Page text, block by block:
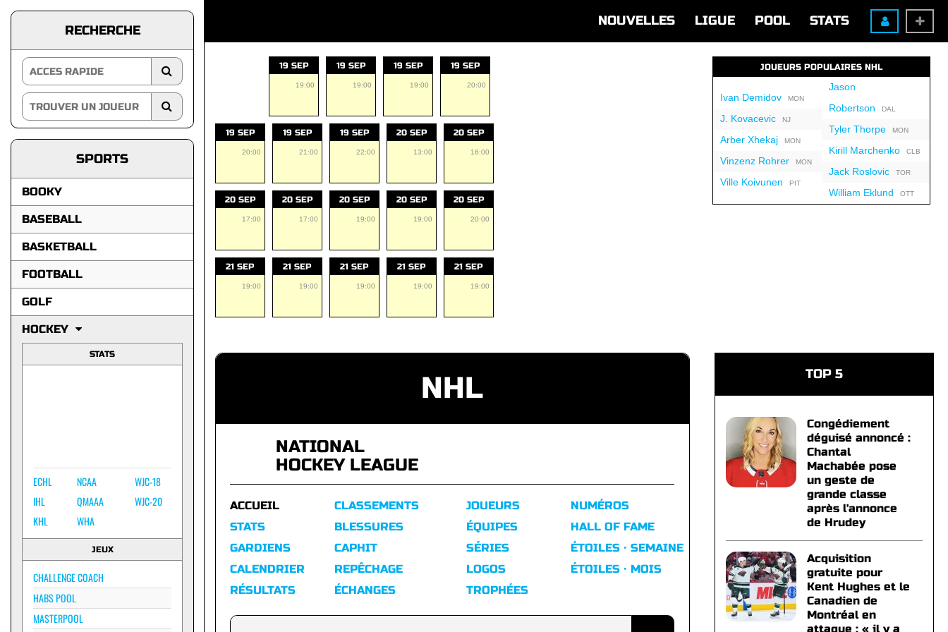
NOUVELLES LIGUE POOL STATS
RECHERCHE
SPORTS
BOOKY
BASEBALL
BASKETBALL
FOOTBALL
GOLF
HOCKEY
STATS
ECHL
IHL
KHL
NCAA
QMAAA
WHA
WJC-18
WJC-20
JEUX
CHALLENGE COACH
HABS POOL
MASTERPOOL
19 SEP
19:00
19 SEP
19:00
19 SEP
19:00
19 SEP
20:00
19 SEP
20:00
19 SEP
21:00
19 SEP
22:00
20 SEP
13:00
20 SEP
16:00
20 SEP
17:00
20 SEP
17:00
20 SEP
19:00
20 SEP
19:00
20 SEP
20:00
21 SEP
19:00
21 SEP
19:00
21 SEP
19:00
21 SEP
19:00
21 SEP
19:00
JOUEURS POPULAIRES NHL
Ivan DemidovMON
J. KovacevicNJ
Arber XhekajMON
Vinzenz RohrerMON
Ville Koivunen PIT
Jason
Robertson DAL
Tyler ThorpeMON
Kirill MarchenkoCLB
Jack RoslovicTOR
William Eklund OTT
NHL
NATIONAL
HOCKEY LEAGUE
ACCUEIL
STATS
GARDIENS
CALENDRIER
RÉSULTATS
CLASSEMENTS
BLESSURES
CAPHIT
REPÊCHAGE
ÉCHANGES
JOUEURS
ÉQUIPES
SÉRIES
LOGOS
TROPHÉES
NUMÉROS
HALL OF FAME
ÉTOILES · SEMAINE
ÉTOILES · MOIS
TOP 5
Congédiement
déguisé annoncé :
Chantal
Machabée pose
un geste de
grande classe
après l'annonce
de Hrudey
Acquisition
gratuite pour
Kent Hughes et le
Canadien de
Montréal en
attaque : « il y a